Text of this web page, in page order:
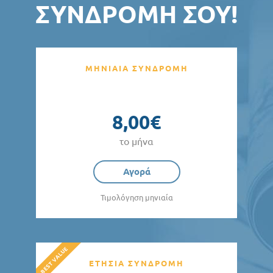
ΣΥΝΔΡΟΜΉ ΣΟΥ!
ΜΗΝΙΑΙΑ ΣΥΝΔΡΟΜΗ
8,00€
το μήνα
Αγορά
Τιμολόγηση μηνιαία
ΕΤΗΣΙΑ ΣΥΝΔΡΟΜΗ